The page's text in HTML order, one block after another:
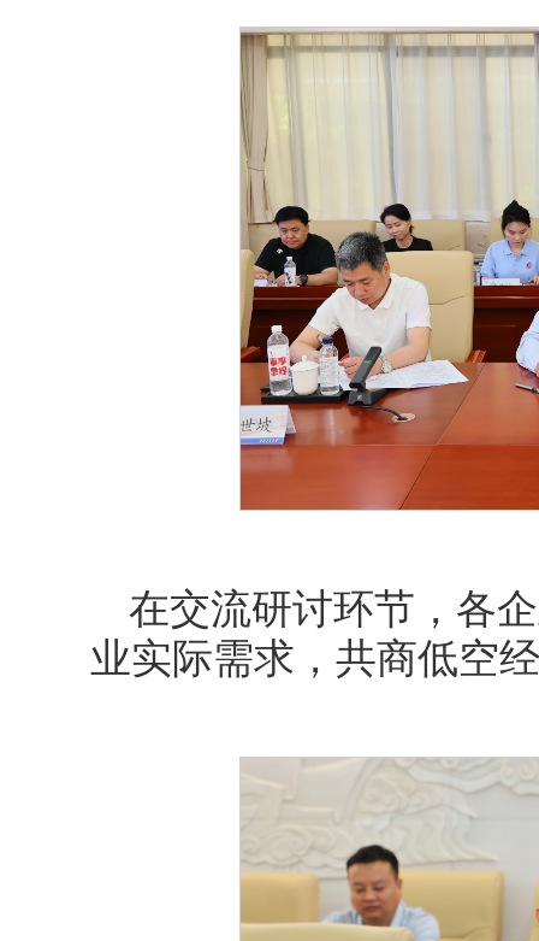
在交流研讨环节，各
业实际需求，共商低空